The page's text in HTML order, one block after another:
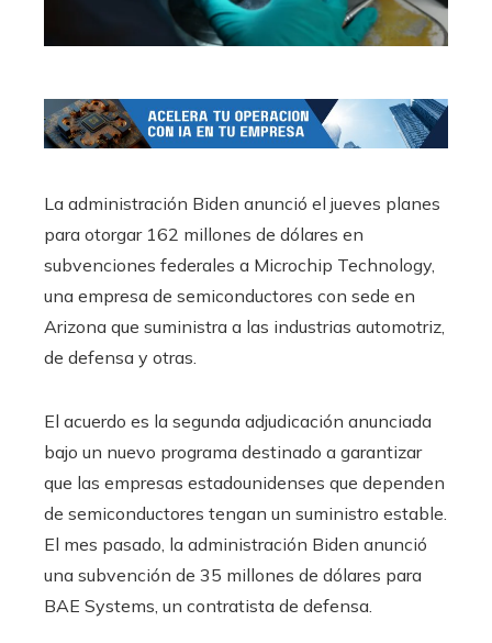
La administración Biden anunció el jueves planes
para otorgar 162 millones de dólares en
subvenciones federales a Microchip Technology,
una empresa de semiconductores con sede en
Arizona que suministra a las industrias automotriz,
de defensa y otras.
El acuerdo es la segunda adjudicación anunciada
bajo un nuevo programa destinado a garantizar
que las empresas estadounidenses que dependen
de semiconductores tengan un suministro estable.
El mes pasado, la administración Biden anunció
una subvención de 35 millones de dólares para
BAE Systems, un contratista de defensa.